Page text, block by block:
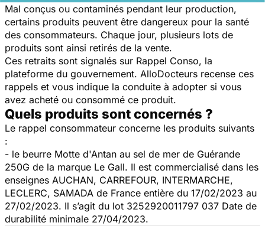
Mal conçus ou contaminés pendant leur production,
certains produits peuvent être dangereux pour la santé
des consommateurs. Chaque jour, plusieurs lots de
produits sont ainsi retirés de la vente.
Ces retraits sont signalés sur Rappel Conso, la
plateforme du gouvernement. AlloDocteurs recense ces
rappels et vous indique la conduite à adopter si vous
avez acheté ou consommé ce produit.
Quels produits sont concernés ?
Le rappel consommateur concerne les produits suivants
:
- le beurre Motte d'Antan au sel de mer de Guérande
250G de la marque Le Gall. Il est commercialisé dans les
enseignes AUCHAN, CARREFOUR, INTERMARCHE,
LECLERC, SAMADA de France entière du 17/02/2023 au
27/02/2023. Il s’agit du lot 3252920011797 037 Date de
durabilité minimale 27/04/2023.